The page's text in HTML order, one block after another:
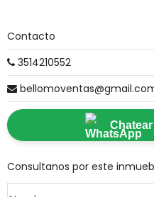
Contacto
3514210552
Consultanos por este